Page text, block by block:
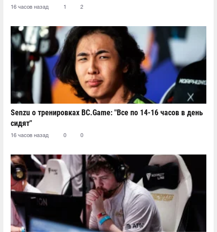
16 часов назад 1 2
Senzu о тренировках BC.Game: "Все по 14-16 часов в день
сидят"
16 часов назад 0 0